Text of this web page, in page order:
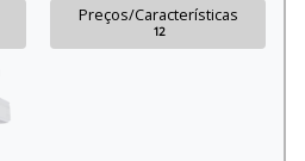
Preços/Características
12